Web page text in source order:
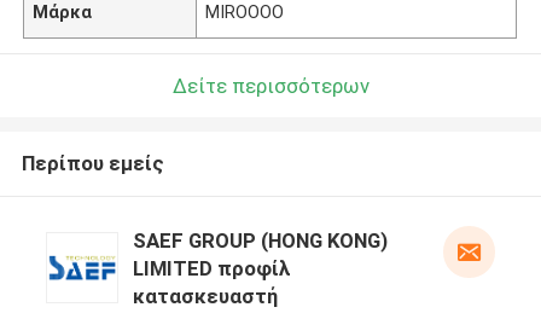
Μάρκα MIROOOO
Δείτε περισσότερων
Περίπου εμείς
SAEF GROUP (HONG KONG)
LIMITED προφίλ
κατασκευαστή